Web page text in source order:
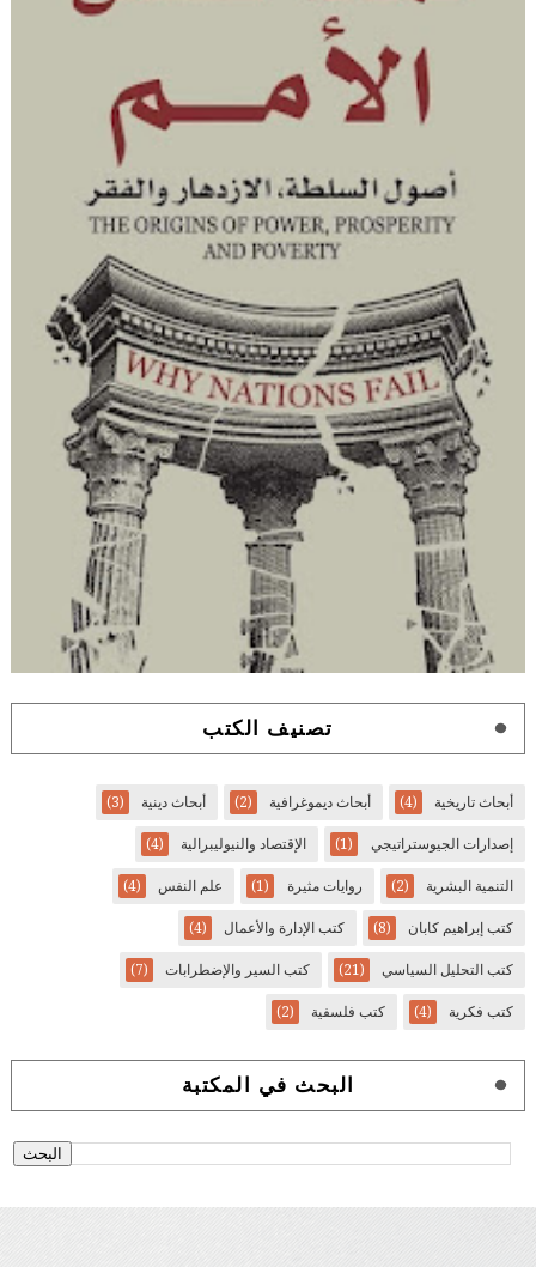
تصنيف الكتب
أبحاث تاريخية (4) أبحاث ديموغرافية (2) أبحاث دينية (3)
إصدارات الجيوستراتيجي (1) الإقتصاد والنيوليبرالية (4)
التنمية البشرية (2) روايات مثيرة (1) علم النفس (4)
كتب إبراهيم كابان (8) كتب الإدارة والأعمال (4)
كتب التحليل السياسي (21) كتب السير والإضطرابات (7)
كتب فكرية (4) كتب فلسفية (2)
البحث في المكتبة